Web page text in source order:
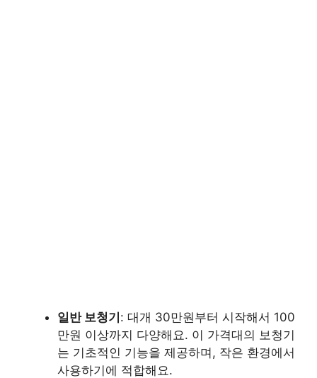
일반 보청기: 대개 30만원부터 시작해서 100
만원 이상까지 다양해요. 이 가격대의 보청기
는 기초적인 기능을 제공하며, 작은 환경에서
사용하기에 적합해요.